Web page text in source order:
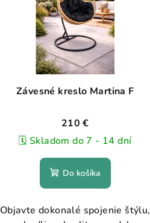
Závesné kreslo Martina F
210 €
🗓️ Skladom do 7 - 14 dní
Do košíka
Objavte dokonalé spojenie štýlu,